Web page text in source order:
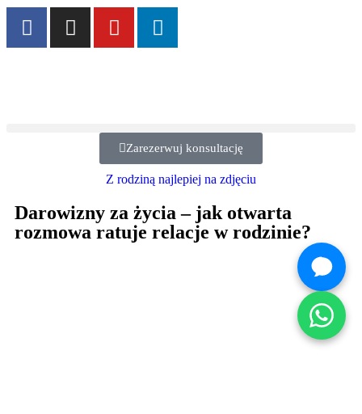
Zarezerwuj konsultację
Z rodziną najlepiej na zdjęciu
Darowizny za życia – jak otwarta
rozmowa ratuje relacje w rodzinie?